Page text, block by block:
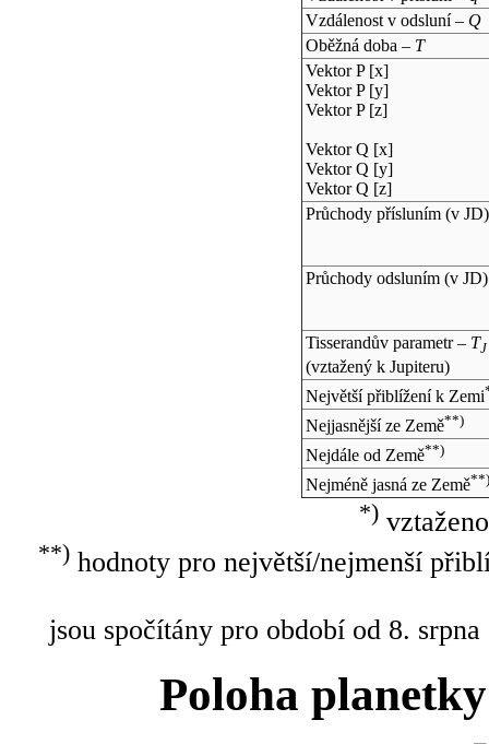
Vzdálenost v odsluní – Q
Oběžná doba – T
Vektor P [x]
Vektor P [y]
Vektor P [z]
Vektor Q [x]
Vektor Q [y]
Vektor Q [z]
Průchody přísluním (v JD)
Průchody odsluním (v JD)
Tisserandův parametr – TJ
(vztažený k Jupiteru)
Největší přiblížení k Zemi
Nejjasnější ze Země**)
Nejdále od Země**)
Nejméně jasná ze Země**)
*)
**)hodnoty pro největší/nejmenší
jsou spočítány pro období od 8.
Poloha